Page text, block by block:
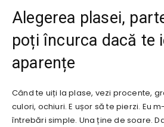
Alegerea plasei,
poți încurca dacă te
aparențe
Când te uiți la plase, vezi procente,
culori, ochiuri. E ușor să te pierzi. Eu
întrebări simple. Una ține de soare.